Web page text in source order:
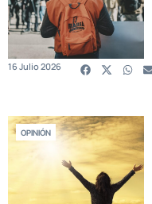
16 Julio 2026
OPINIÓN